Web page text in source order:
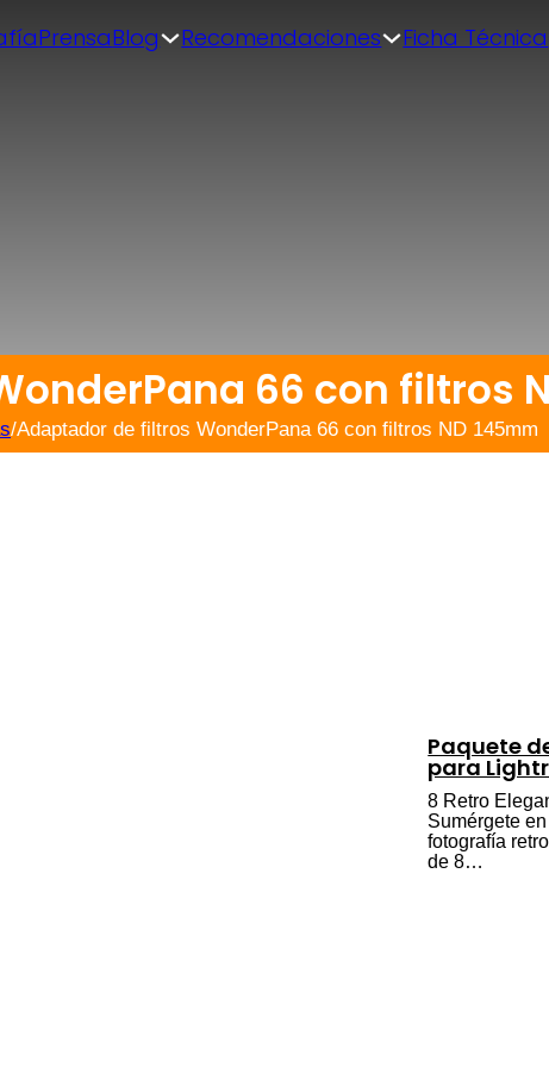
PrensaBlog Recomendaciones
Ficha Técnica
66 con filtros
/Adaptador de filtros WonderPana 66 con filtros ND 145mm
Paquete
para
8 Retro
Sumérgete
fotografía
de 8…